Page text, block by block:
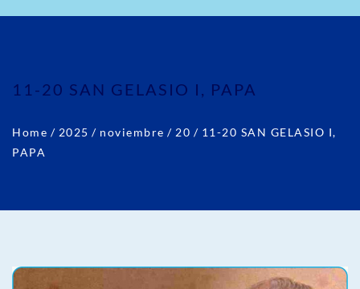
11-20 SAN GELASIO I, PAPA
Home / 2025 / noviembre / 20 / 11-20 SAN GELASIO I,
PAPA